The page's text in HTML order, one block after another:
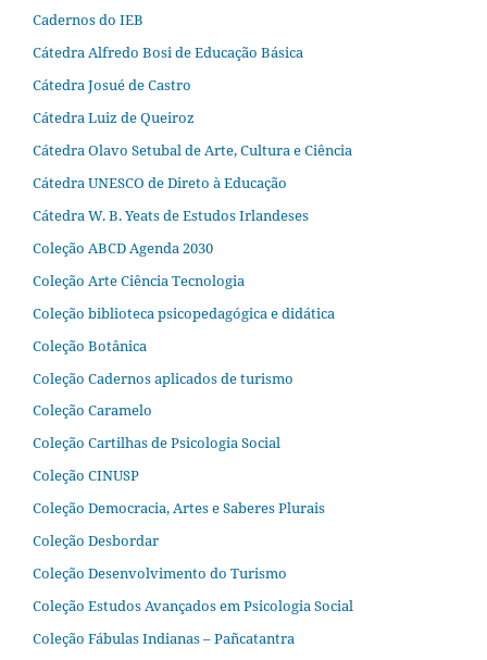
Cadernos do IEB
Cátedra Alfredo Bosi de Educação Básica
Cátedra Josué de Castro
Cátedra Luiz de Queiroz
Cátedra Olavo Setubal de Arte, Cultura e Ciência
Cátedra UNESCO de Direto à Educação
Cátedra W. B. Yeats de Estudos Irlandeses
Coleção ABCD Agenda 2030
Coleção Arte Ciência Tecnologia
Coleção biblioteca psicopedagógica e didática
Coleção Botânica
Coleção Cadernos aplicados de turismo
Coleção Caramelo
Coleção Cartilhas de Psicologia Social
Coleção CINUSP
Coleção Democracia, Artes e Saberes Plurais
Coleção Desbordar
Coleção Desenvolvimento do Turismo
Coleção Estudos Avançados em Psicologia Social
Coleção Fábulas Indianas – Pañcatantra